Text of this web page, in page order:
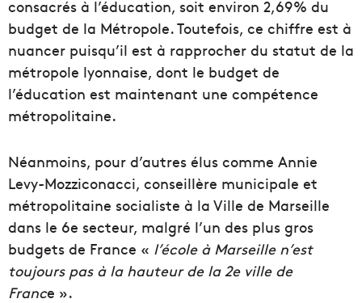
consacrés à l’éducation, soit environ 2,69% du
budget de la Métropole. Toutefois, ce chiffre est à
nuancer puisqu’il est à rapprocher du statut de la
métropole lyonnaise, dont le budget de
l’éducation est maintenant une compétence
métropolitaine.
Néanmoins, pour d’autres élus comme Annie
Levy-Mozziconacci, conseillère municipale et
métropolitaine socialiste à la Ville de Marseille
dans le 6e secteur, malgré l’un des plus gros
budgets de France « l’école à Marseille n’est
toujours pas à la hauteur de la 2e ville de
France ».